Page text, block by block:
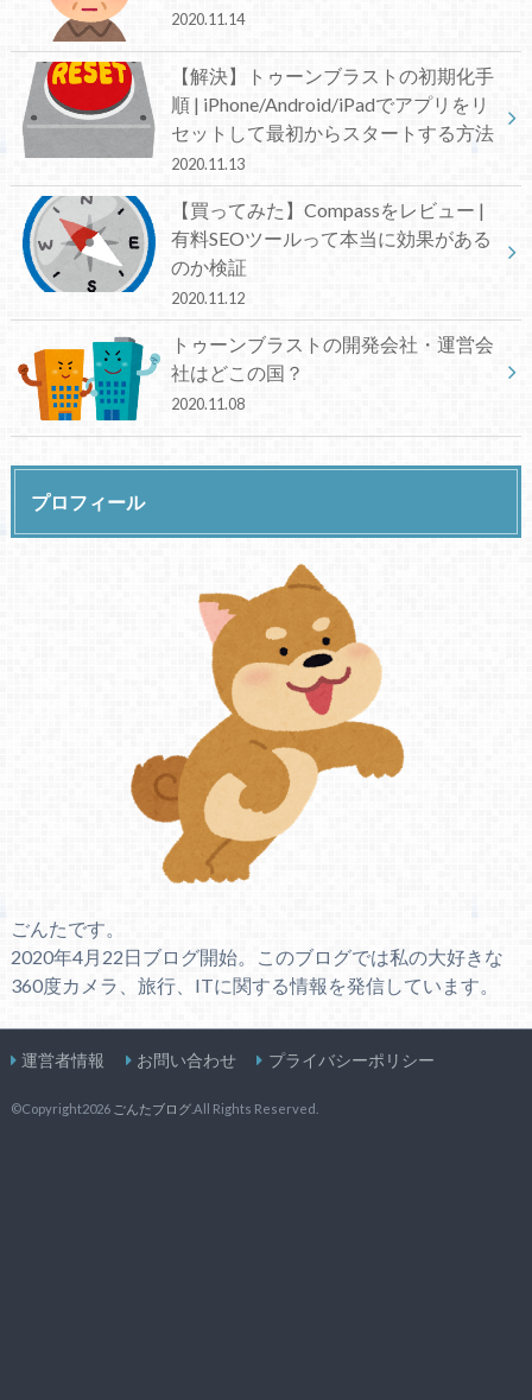
2020.11.14
【解決】トゥーンブラストの初期化手
順 | iPhone/Android/iPadでアプリをリ
セットして最初からスタートする方法
2020.11.13
【買ってみた】Compassをレビュー |
有料SEOツールって本当に効果がある
のか検証
2020.11.12
トゥーンブラストの開発会社・運営会
社はどこの国？
2020.11.08
プロフィール
ごんたです。
2020年4月22日ブログ開始。このブログでは私の大好きな
360度カメラ、旅行、ITに関する情報を発信しています。
運営者情報 お問い合わせ プライバシーポリシー
©Copyright2026 ごんたブログ.All Rights Reserved.